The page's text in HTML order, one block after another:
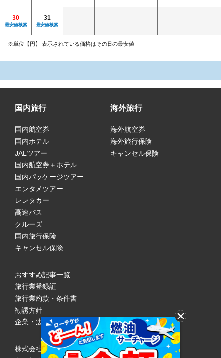
30
最安値検索
31
最安値検索
※単位【円】 表示されている価格はその日の最安値
国内旅行
国内航空券
国内ホテル
JALツアー
国内航空券＋ホテル
国内パッケージツアー
エンタメツアー
レンタカー
高速バス
クルーズ
国内旅行保険
キャンセル保険
海外旅行
海外航空券
海外旅行保険
キャンセル保険
おすすめ記事一覧
旅行業登録証
旅行業約款・条件書
勧誘方針
企業・法人のみなさまへ
株式会社ローソンエンタテインメント